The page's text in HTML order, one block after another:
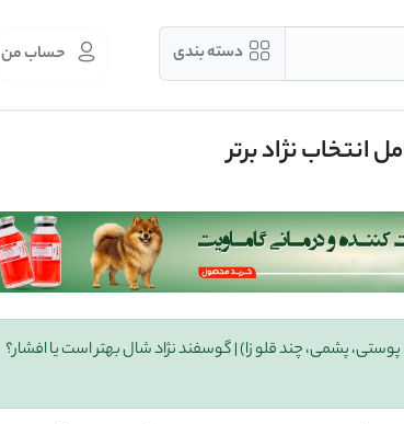
دسته بندی حساب من
انتخاب نژاد برتر
پوستی، پشمی، چند قلو زا) | گوسفند نژاد شال بهتر است یا افشار؟